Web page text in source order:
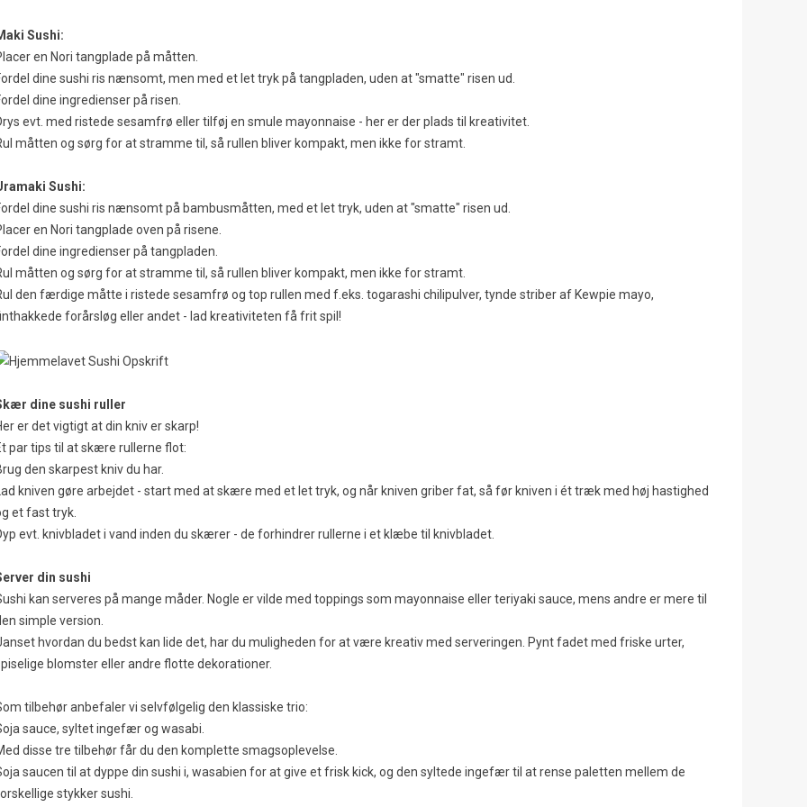
Sushi:
en Nori tangplade på måtten.
dine sushi ris nænsomt, men med et let tryk på tangpladen, uden at "smatte" risen ud.
dine ingredienser på risen.
evt. med ristede sesamfrø eller tilføj en smule mayonnaise - her er der plads til kreativitet.
måtten og sørg for at stramme til, så rullen bliver kompakt, men ikke for stramt.
Sushi:
dine sushi ris nænsomt på bambusmåtten, med et let tryk, uden at "smatte" risen ud.
en Nori tangplade oven på risene.
dine ingredienser på tangpladen.
måtten og sørg for at stramme til, så rullen bliver kompakt, men ikke for stramt.
den færdige måtte i ristede sesamfrø og top rullen med f.eks. togarashi chilipulver, tynde striber af Kewpie mayo,
forårsløg eller andet - lad kreativiteten få frit spil!
dine sushi ruller
er det vigtigt at din kniv er skarp!
par tips til at skære rullerne flot:
den skarpest kniv du har.
kniven gøre arbejdet - start med at skære med et let tryk, og når kniven griber fat, så før kniven i ét træk med høj hastighed
et fast tryk.
evt. knivbladet i vand inden du skærer - de forhindrer rullerne i et klæbe til knivbladet.
din sushi
kan serveres på mange måder. Nogle er vilde med toppings som mayonnaise eller teriyaki sauce, mens andre er mere til
simple version.
hvordan du bedst kan lide det, har du muligheden for at være kreativ med serveringen. Pynt fadet med friske urter,
blomster eller andre flotte dekorationer.
tilbehør anbefaler vi selvfølgelig den klassiske trio:
sauce, syltet ingefær og wasabi.
disse tre tilbehør får du den komplette smagsoplevelse.
saucen til at dyppe din sushi i, wasabien for at give et frisk kick, og den syltede ingefær til at rense paletten mellem de
stykker sushi.